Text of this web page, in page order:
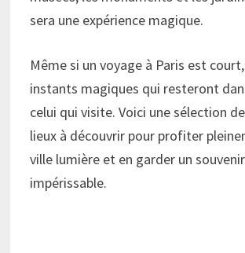
sera une expérience magique.
Même si un voyage à Paris est
instants magiques qui resteront
celui qui visite. Voici une sélection
lieux à découvrir pour profiter
ville lumière et en garder un souvenir
impérissable.